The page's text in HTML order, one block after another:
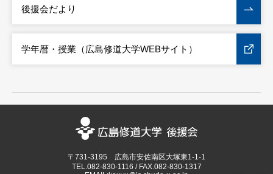
後援会だより
学年暦・授業 （広島修道大学WEBサイト）
〒731-3195 広島市安佐南区大塚東1-1-1
TEL.082-830-1116 / FAX.082-830-1317